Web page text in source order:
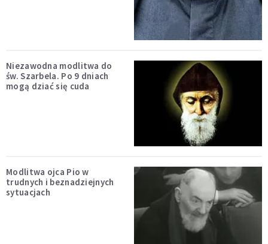
Niezawodna modlitwa do
św. Szarbela. Po 9 dniach
mogą dziać się cuda
Modlitwa ojca Pio w
trudnych i beznadziejnych
sytuacjach